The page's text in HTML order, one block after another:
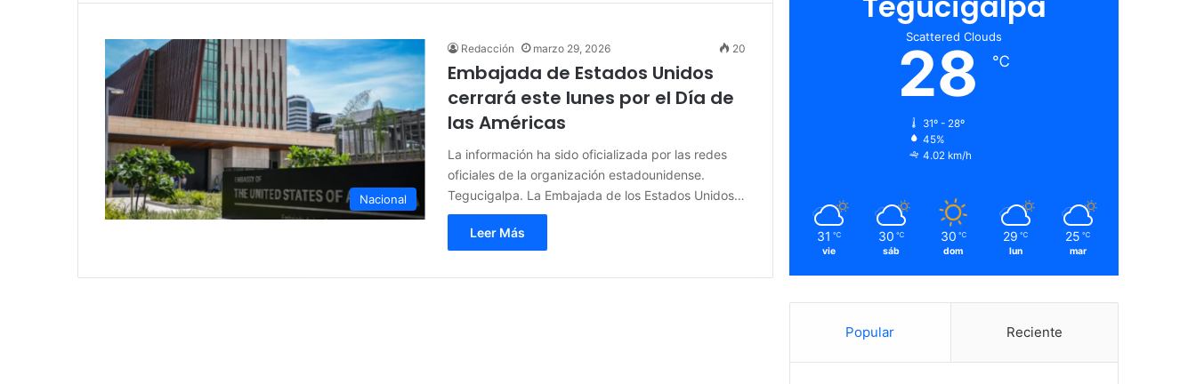
Nacional
Redacción marzo 29, 2026 20
Embajada de Estados Unidos
cerrará este lunes por el Día de
las Américas
La información ha sido oficializada por las redes
oficiales de la organización estadounidense.
Tegucigalpa. La Embajada de los Estados Unidos…
Leer Más
Scattered Clouds
28 ℃
31º - 28º
45%
4.02 km/h
31 ℃
vie
30 ℃
sáb
30 ℃
dom
29 ℃
lun
25 ℃
mar
Popular Reciente